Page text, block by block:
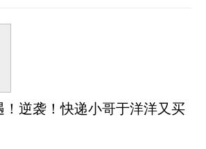
逆袭！快递小哥于洋洋又买